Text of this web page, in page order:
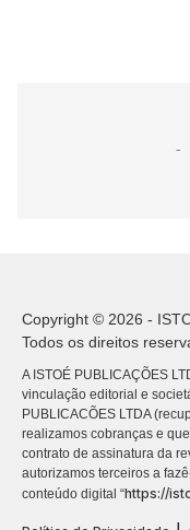
Copyright © 2026 -
Todos os direitos
A ISTOÉ PUBLICAÇÕES
vinculação editorial e
PUBLICACÕES LTDA
realizamos cobranças e
contrato de assinatura da
autorizamos terceiros a
conteúdo digital “https://